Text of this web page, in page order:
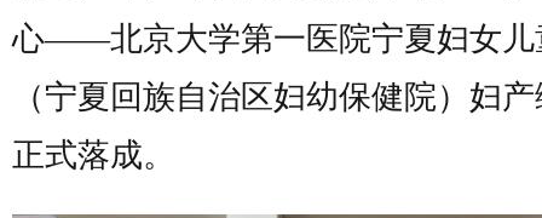
心——北京大学第一医院宁夏妇女儿
（宁夏回族自治区妇幼保健院）妇
正式落成。